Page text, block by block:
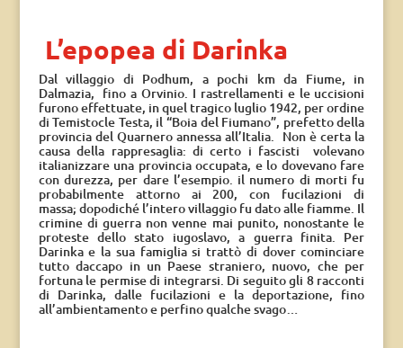
L’epopea di Darinka
Dal villaggio di Podhum, a pochi km da Fiume, in
Dalmazia, fino a Orvinio. I rastrellamenti e le uccisioni
furono effettuate, in quel tragico luglio 1942, per ordine
di Temistocle Testa, il “Boia del Fiumano”, prefetto della
provincia del Quarnero annessa all’Italia. Non è certa la
causa della rappresaglia: di certo i fascisti volevano
italianizzare una provincia occupata, e lo dovevano fare
con durezza, per dare l’esempio. il numero di morti fu
probabilmente attorno ai 200, con fucilazioni di
massa; dopodiché l’intero villaggio fu dato alle fiamme. Il
crimine di guerra non venne mai punito, nonostante le
proteste dello stato iugoslavo, a guerra finita. Per
Darinka e la sua famiglia si trattò di dover cominciare
tutto daccapo in un Paese straniero, nuovo, che per
fortuna le permise di integrarsi. Di seguito gli 8 racconti
di Darinka, dalle fucilazioni e la deportazione, fino
all’ambientamento e perfino qualche svago…